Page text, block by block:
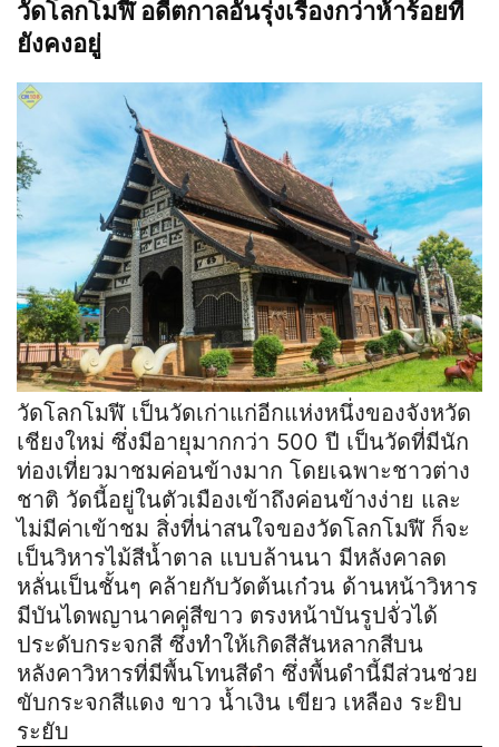
วัดโลกโมฬี อดีตกาลอันรุ่งเรืองกว่าห้าร้อยที่
ยังคงอยู่
วัดโลกโมฬี เป็นวัดเก่าแก่อีกแห่งหนึ่งของจังหวัด
เชียงใหม่ ซึ่งมีอายุมากกว่า 500 ปี เป็นวัดที่มีนัก
ท่องเที่ยวมาชมค่อนข้างมาก โดยเฉพาะชาวต่าง
ชาติ วัดนี้อยู่ในตัวเมืองเข้าถึงค่อนข้างง่าย และ
ไม่มีค่าเข้าชม สิ่งที่น่าสนใจของวัดโลกโมฬี ก็จะ
เป็นวิหารไม้สีน้ำตาล แบบล้านนา มีหลังคาลด
หลั่นเป็นชั้นๆ คล้ายกับวัดต้นเก๋วน ด้านหน้าวิหาร
มีบันไดพญานาคคู่สีขาว ตรงหน้าบันรูปจั่วได้
ประดับกระจกสี ซึ่งทำให้เกิดสีสันหลากสีบน
หลังคาวิหารที่มีพื้นโทนสีดำ ซึ่งพื้นดำนี้มีส่วนช่วย
ขับกระจกสีแดง ขาว น้ำเงิน เขียว เหลือง ระยิบ
ระยับ